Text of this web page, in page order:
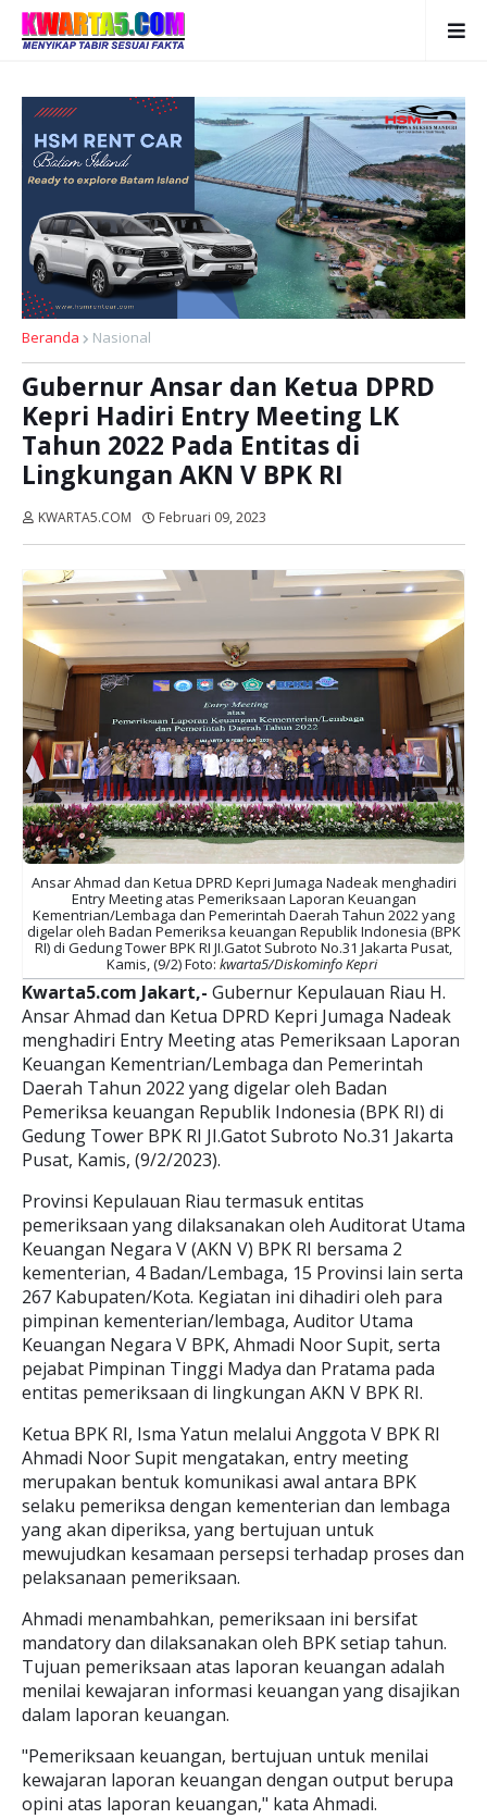
Beranda Nasional
Gubernur Ansar dan Ketua DPRD
Kepri Hadiri Entry Meeting LK
Tahun 2022 Pada Entitas di
Lingkungan AKN V BPK RI
KWARTA5.COM Februari 09, 2023
Ansar Ahmad dan Ketua DPRD Kepri Jumaga Nadeak menghadiri
Entry Meeting atas Pemeriksaan Laporan Keuangan
Kementrian/Lembaga dan Pemerintah Daerah Tahun 2022 yang
digelar oleh Badan Pemeriksa keuangan Republik Indonesia (BPK
RI) di Gedung Tower BPK RI JI.Gatot Subroto No.31 Jakarta Pusat,
Kamis, (9/2) Foto: kwarta5/Diskominfo Kepri
Kwarta5.com Jakart,- Gubernur Kepulauan Riau H.
Ansar Ahmad dan Ketua DPRD Kepri Jumaga Nadeak
menghadiri Entry Meeting atas Pemeriksaan Laporan
Keuangan Kementrian/Lembaga dan Pemerintah
Daerah Tahun 2022 yang digelar oleh Badan
Pemeriksa keuangan Republik Indonesia (BPK RI) di
Gedung Tower BPK RI JI.Gatot Subroto No.31 Jakarta
Pusat, Kamis, (9/2/2023).
Provinsi Kepulauan Riau termasuk entitas
pemeriksaan yang dilaksanakan oleh Auditorat Utama
Keuangan Negara V (AKN V) BPK RI bersama 2
kementerian, 4 Badan/Lembaga, 15 Provinsi lain serta
267 Kabupaten/Kota. Kegiatan ini dihadiri oleh para
pimpinan kementerian/lembaga, Auditor Utama
Keuangan Negara V BPK, Ahmadi Noor Supit, serta
pejabat Pimpinan Tinggi Madya dan Pratama pada
entitas pemeriksaan di lingkungan AKN V BPK RI.
Ketua BPK RI, Isma Yatun melalui Anggota V BPK RI
Ahmadi Noor Supit mengatakan, entry meeting
merupakan bentuk komunikasi awal antara BPK
selaku pemeriksa dengan kementerian dan lembaga
yang akan diperiksa, yang bertujuan untuk
mewujudkan kesamaan persepsi terhadap proses dan
pelaksanaan pemeriksaan.
Ahmadi menambahkan, pemeriksaan ini bersifat
mandatory dan dilaksanakan oleh BPK setiap tahun.
Tujuan pemeriksaan atas laporan keuangan adalah
menilai kewajaran informasi keuangan yang disajikan
dalam laporan keuangan.
"Pemeriksaan keuangan, bertujuan untuk menilai
kewajaran laporan keuangan dengan output berupa
opini atas laporan keuangan," kata Ahmadi.